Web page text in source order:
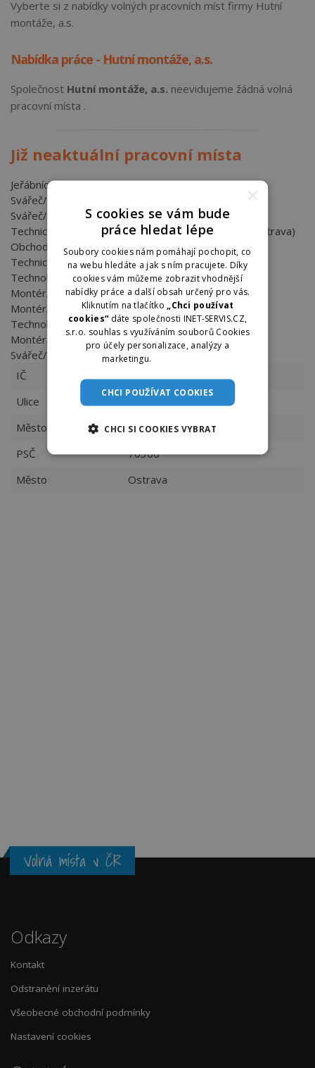
Vyberte si z nabídky volných pracovních míst firmy Hutní
montáže, a.s.
Nabídka práce - Hutní montáže, a.s.
Společnost Hutní montáže, a.s. neevidujeme žádná volná
pracovní místa .
Již neaktuální pracovní místa
Jeřábníci (Sviadnov)
Svářeč/ka kovů (Ostrava)
Svářeč/ka kovů (Ostrava)
Technický pracovník/ce - koordinátor/ka projektu (Ostrava)
Obchodní referent/ka (Ostrava)
Technický pracovník/ce - BOZP a PO (Ostrava)
Technolog/žka svařování (Ostrava)
Montér/ka potrubář/ka specialista/tka (Ostrava)
Montér/ka potrubář/ka specialista/tka (Ostrava)
Technolog/žka svařování (Ostrava)
Montér/ka potrubář/ka specialista/tka (Ostrava)
Svářeč/ka kovů (Ostrava)
IČ
15504140
Ulice
Město
Ostrava
PSČ
70300
Město
Ostrava
Volná místa v ČR
Odkazy
Kontakt
Odstranění inzerátu
Všeobecné obchodní podmínky
Nastavení cookies
×
S cookies se vám bude
práce hledat lépe
Soubory cookies nám pomáhají pochopit, co
na webu hledáte a jak s ním pracujete. Díky
cookies vám můžeme zobrazit vhodnější
nabídky práce a další obsah určený pro vás.
Kliknutím na tlačítko„Chci používat
cookies“ dáte společnosti INET-SERVIS.CZ,
s.r.o. souhlas s využíváním souborů Cookies
pro účely personalizace, analýzy a
marketingu.
CHCI POUŽÍVAT COOKIES
CHCI SI COOKIES VYBRAT